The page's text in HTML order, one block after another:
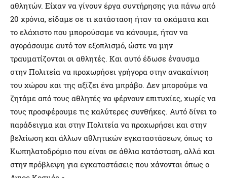
αθλητών. Είχαν να γίνουν έργα συντήρησης για πάνω από
20 χρόνια, είδαμε σε τι κατάσταση ήταν τα σκάματα και
το ελάχιστο που μπορούσαμε να κάνουμε, ήταν να
αγοράσουμε αυτό τον εξοπλισμό, ώστε να μην
τραυματίζονται οι αθλητές. Και αυτό έδωσε έναυσμα
στην Πολιτεία να προχωρήσει γρήγορα στην ανακαίνιση
του χώρου και της αξίζει ένα μπράβο. Δεν μπορούμε να
ζητάμε από τους αθλητές να φέρνουν επιτυχίες, χωρίς να
τους προσφέρουμε τις καλύτερες συνθήκες. Αυτό δίνει το
παράδειγμα και στην Πολιτεία να προχωρήσει και στην
βελτίωση και άλλων αθλητικών εγκαταστάσεων, όπως το
Κωπηλατοδρόμιο που είναι σε άθλια κατάσταση, αλλά και
στην πρόβλεψη για εγκαταστάσεις που χάνονται όπως ο